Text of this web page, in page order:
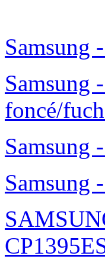
Samsung
Samsung
foncé/
Samsung
Samsung